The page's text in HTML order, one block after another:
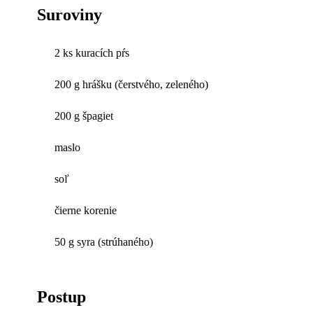
Suroviny
2 ks kuracích pŕs
200 g hrášku (čerstvého, zeleného)
200 g špagiet
maslo
soľ
čierne korenie
50 g syra (strúhaného)
Postup